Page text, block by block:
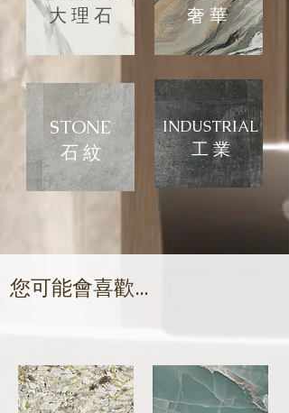
大 理 石
​奢 華
STONE
石 紋
INDUSTRIAL
​工 業
​您可能會喜歡...